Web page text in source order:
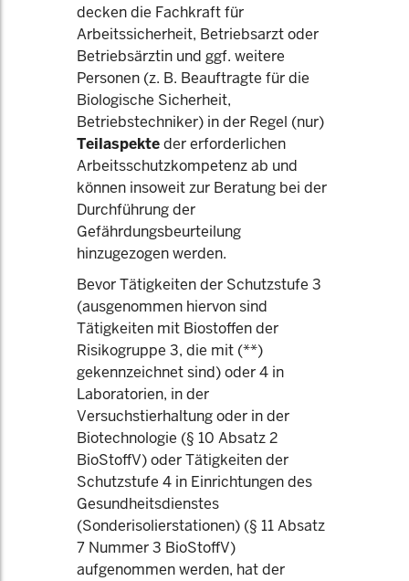
decken die Fachkraft für
Arbeitssicherheit, Betriebsarzt oder
Betriebsärztin und ggf. weitere
Personen (z. B. Beauftragte für die
Biologische Sicherheit,
Betriebstechniker) in der Regel (nur)
Teilaspekteder erforderlichen
Arbeitsschutzkompetenz ab und
können insoweit zur Beratung bei der
Durchführung der
Gefährdungsbeurteilung
hinzugezogen werden.
Bevor Tätigkeiten der Schutzstufe 3
(ausgenommen hiervon sind
Tätigkeiten mit Biostoffen der
Risikogruppe 3, die mit (**)
gekennzeichnet sind) oder 4 in
Laboratorien, in der
Versuchstierhaltung oder in der
Biotechnologie (§ 10 Absatz 2
BioStoffV) oder Tätigkeiten der
Schutzstufe 4 in Einrichtungen des
Gesundheitsdienstes
(Sonderisolierstationen) (§ 11 Absatz
7 Nummer 3 BioStoffV)
aufgenommen werden, hat der